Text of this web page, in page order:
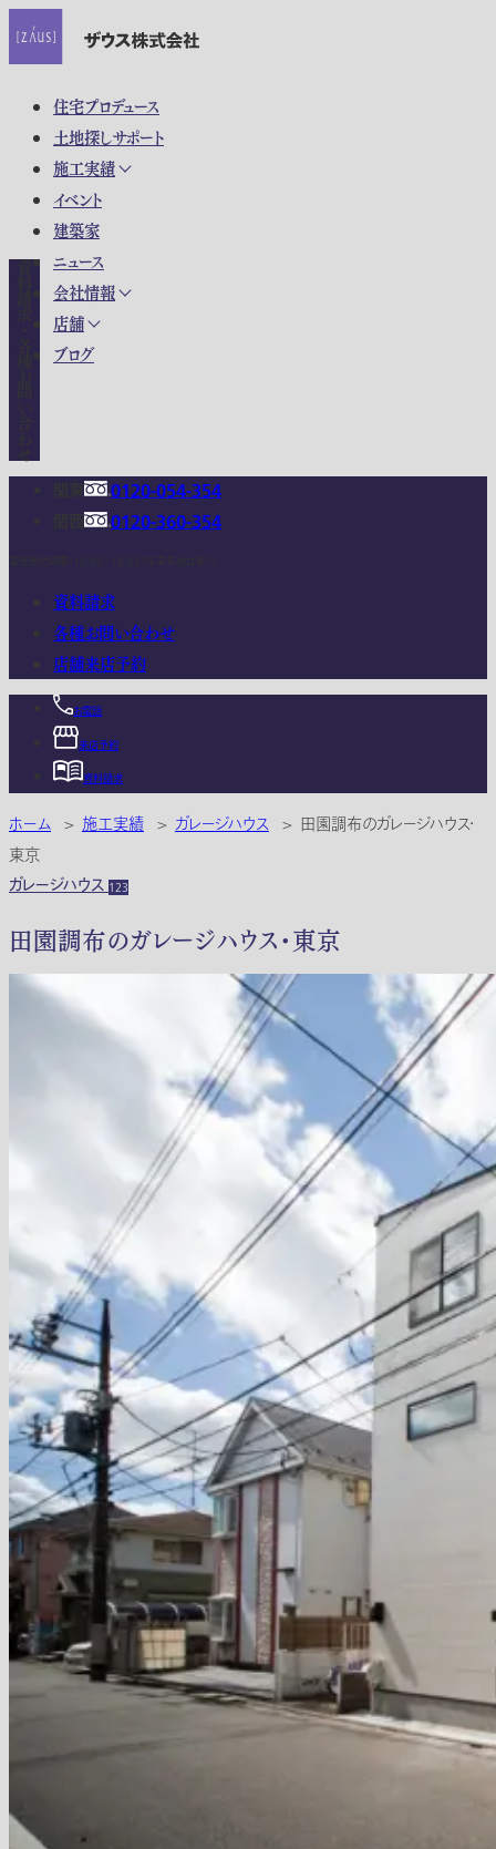
住宅プロデュース
土地探しサポート
施工実績
イベント
建築家
ニュース
会社情報
店舗
ブログ
0120-054-354
0120-360-354
資料請求
各種お問い合わせ
店舗来店予約
お電話
来店予約
資料請求
ホーム > 施工実績 > ガレージハウス > 田園調布のガレージハウス・
東京
ガレージハウス123
田園調布のガレージハウス・東京